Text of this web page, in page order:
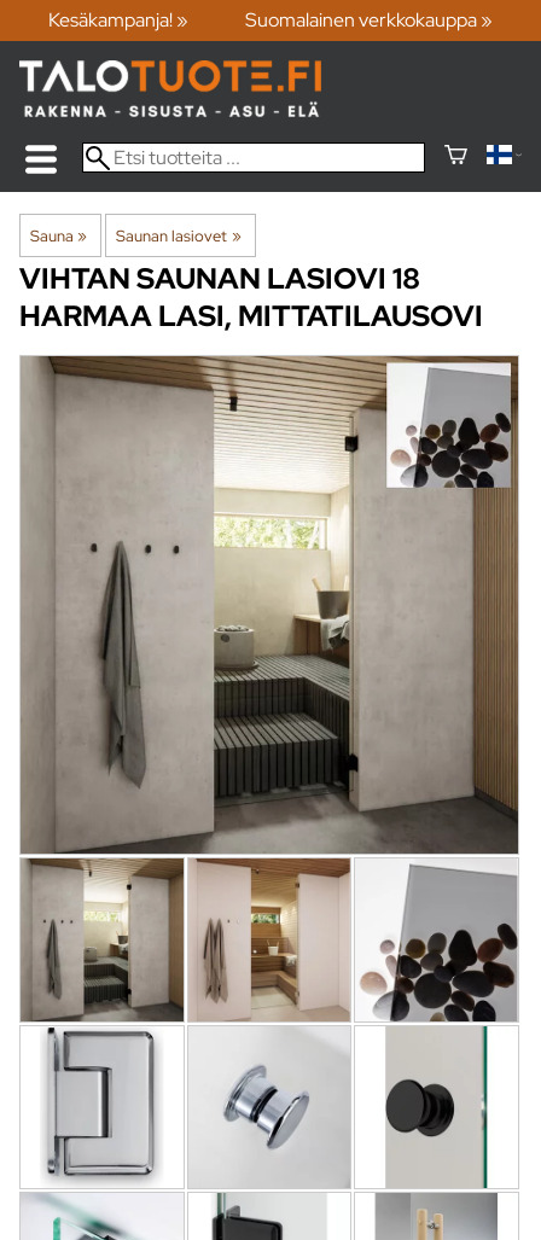
Kesäkampanja! » Suomalainen verkkokauppa »
Sauna ‪» Saunan lasiovet ‪»
VIHTANSAUNAN LASIOVI 18
HARMAA LASI, MITTATILAUSOVI